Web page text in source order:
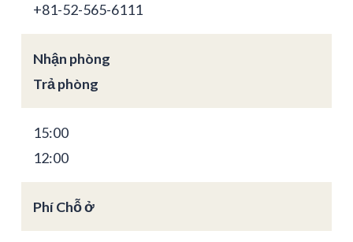
+81-52-565-6111
Nhận phòng
Trả phòng
15:00
12:00
Phí Chỗ ở